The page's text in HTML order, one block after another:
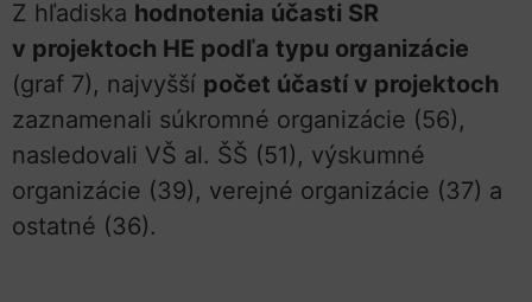
Z hľadiska hodnotenia účasti SR
v projektoch HE podľa typu organizácie
(graf 7), najvyšší počet účastí v projektoch
zaznamenali súkromné organizácie (56),
nasledovali VŠ al. ŠŠ (51), výskumné
organizácie (39), verejné organizácie (37) a
ostatné (36).